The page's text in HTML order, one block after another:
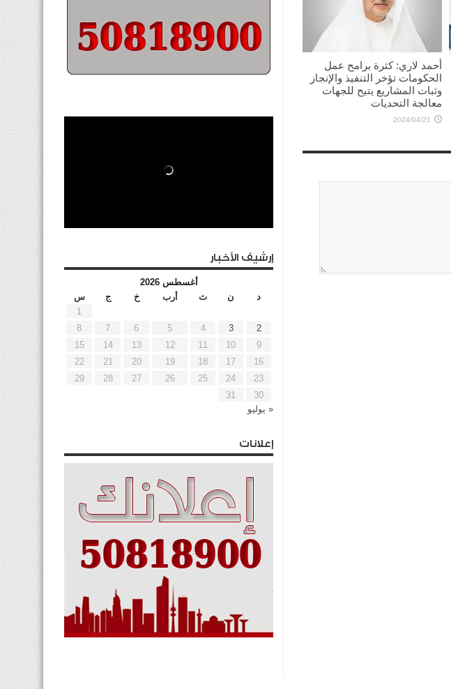
أحمد لاري: كثرة برامح عمل
الحكومات تؤخر التنفيذ والإنجاز
وثبات المشاريع يتيح للجهات
معالجة التحديات
2024/04/21
إرشيف الأخبار
أغسطس 2026
د
ن ث أرب خ ج
س
1
2
3
4
5
6
7
8
9
10
11
12
13
14
15
16
17
18
19
20
21
22
23
24
25
26
27
28
29
30
31
« يوليو
إعلانات